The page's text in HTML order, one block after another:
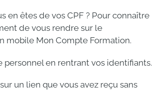
en êtes de vos CPF ? Pour connaître
de vous rendre sur le
mobile Mon Compte Formation.
personnel en rentrant vos identifiants.
un lien que vous avez reçu sans